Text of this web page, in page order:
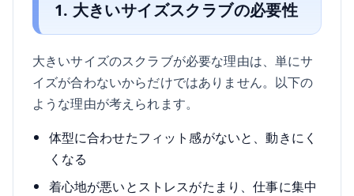
1. 大きいサイズスクラブの必要性
大きいサイズのスクラブが必要な理由は、単にサ
イズが合わないからだけではありません。以下の
ような理由が考えられます。
体型に合わせたフィット感がないと、動きにく
くなる
着心地が悪いとストレスがたまり、仕事に集中